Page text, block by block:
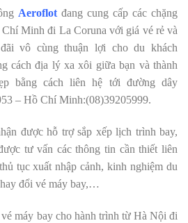
Aeroflot đang cung cấp các chặng
Minh đi La Coruna với giá vé rẻ và
vô cùng thuận lợi cho du khách
cách địa lý xa xôi giữa bạn và thành
bằng cách liên hệ tới đường dây
– Hồ Chí Minh:(08)39205999.
được hỗ trợ sắp xếp lịch trình bay,
tư vấn các thông tin cần thiết liên
tục xuất nhập cảnh, kinh nghiệm du
đổi vé máy bay,…
máy bay cho hành trình từ Hà Nội đi